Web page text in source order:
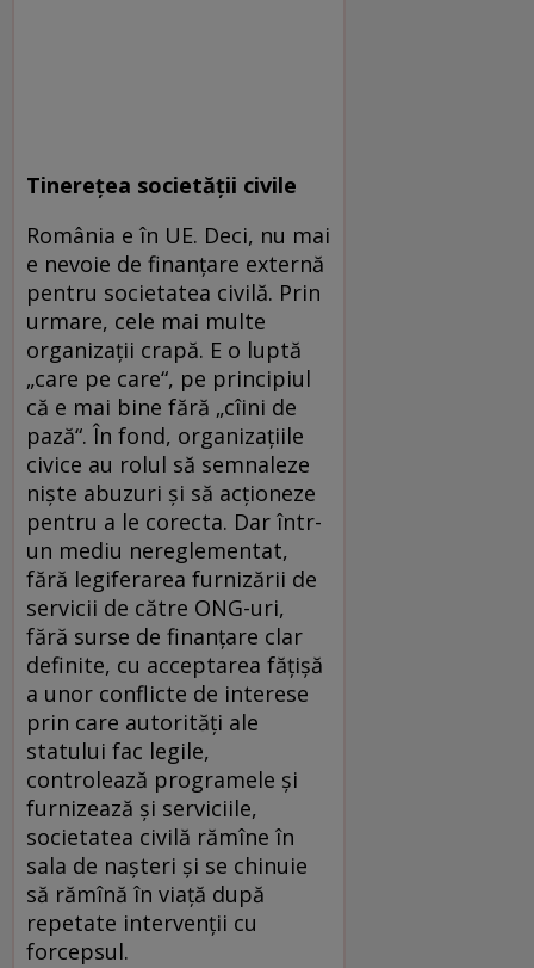
Tinereţea societăţii civile
România e în UE. Deci, nu mai
e nevoie de finanţare externă
pentru societatea civilă. Prin
urmare, cele mai multe
organizaţii crapă. E o luptă
„care pe care“, pe principiul
că e mai bine fără „cîini de
pază“. În fond, organizaţiile
civice au rolul să semnaleze
nişte abuzuri şi să acţioneze
pentru a le corecta. Dar într-
un mediu nereglementat,
fără legiferarea furnizării de
servicii de către ONG-uri,
fără surse de finanţare clar
definite, cu acceptarea făţişă
a unor conflicte de interese
prin care autorităţi ale
statului fac legile,
controlează programele şi
furnizează şi serviciile,
societatea civilă rămîne în
sala de naşteri şi se chinuie
să rămînă în viaţă după
repetate intervenţii cu
forcepsul.